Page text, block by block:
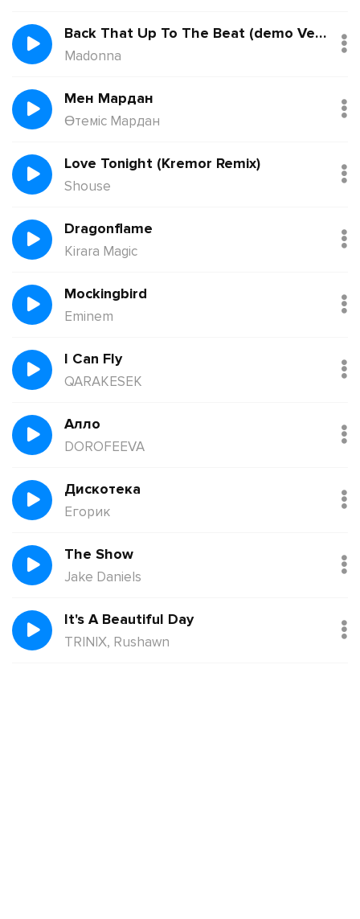
Back That Up To The Beat (demo Version)
Madonna
Мен Мардан
Өтеміс Мардан
Love Tonight (Kremor Remix)
Shouse
Dragonflame
Kirara Magic
Mockingbird
Eminem
I Can Fly
QARAKESEK
Алло
DOROFEEVA
Дискотека
Егорик
The Show
Jake Daniels
It's A Beautiful Day
TRINIX, Rushawn